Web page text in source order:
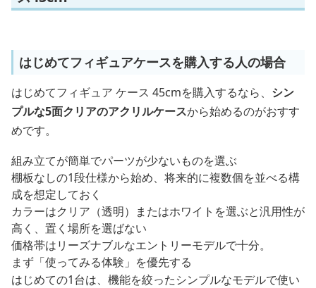
はじめてフィギュアケースを購入する人の場合
はじめてフィギュア ケース 45cmを購入するなら、 シン
プルな5面クリアのアクリルケースから始めるのがおすす
めです。
組み立てが簡単でパーツが少ないものを選ぶ
棚板なしの1段仕様から始め、将来的に複数個を並べる構
成を想定しておく
カラーはクリア（透明）またはホワイトを選ぶと汎用性が
高く、置く場所を選ばない
価格帯はリーズナブルなエントリーモデルで十分。
まず「使ってみる体験」を優先する
はじめての1台は、機能を絞ったシンプルなモデルで使い